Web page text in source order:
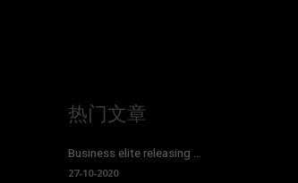
热门文章
Business elite releasing ...
27-10-2020